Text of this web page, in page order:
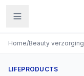
Home/Beauty verzorging
LIFEPRODUCTS